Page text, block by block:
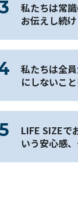
私たちは常
お伝えし続け
私たちは全
にしないこ
LIFE SIZEで
いう安心感